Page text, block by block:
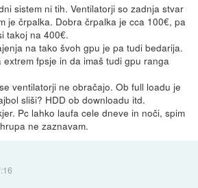
sistem ni tih. Ventilatorji so zadnja stvar
je črpalka. Dobra črpalka je cca 100€, pa
takoj na 400€.
na tako švoh gpu je pa tudi bedarija.
extrem fpsje in da imaš tudi gpu ranga
ventilatorji ne obračajo. Ob full loadu je
sliši? HDD ob downloadu itd.
Pc lahko laufa cele dneve in noči, spim
ne zaznavam.